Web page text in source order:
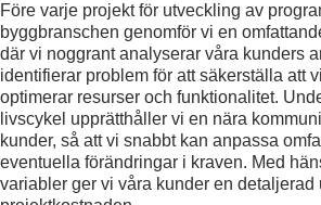
C
O
N
S
T
R
U
C
T
Före varje projekt för utveckling av
byggbranschen genomför vi en
där vi noggrant analyserar våra kunders
identifierar problem för att säkerställa att
optimerar resurser och funktionalitet.
livscykel upprätthåller vi en nära
kunder, så att vi snabbt kan anpassa
eventuella förändringar i kraven. Med
variabler ger vi våra kunder en detaljerad